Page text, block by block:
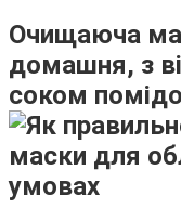
Очищаюча
домашня, з
соком